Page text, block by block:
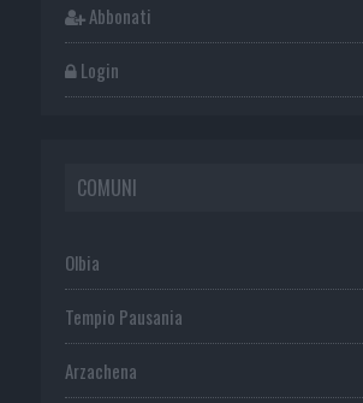
Abbonati
Login
COMUNI
Olbia
Tempio Pausania
Arzachena